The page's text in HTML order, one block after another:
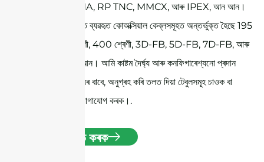
SMA, RP SMA, RP TNC, MMCX, আৰু IPEX, আন আন।
আটাইতকৈ প্ৰচলিত ব্যৱহৃত কোঅক্সিয়াল কেব্লসমূহত অন্তর্ভুক্ত হৈছে 195
শ্ৰেণী, 240 শ্ৰেণী, 400 শ্ৰেণী, 3D-FB, 5D-FB, 7D-FB, আৰু
RG58U, আন আন। আমি কাষ্টম দৈৰ্ঘ্য আৰু কনফিগাৰেশ্যনো প্ৰদান
কৰো। অধিক তথ্যৰ বাবে, অনুগ্ৰহ কৰি তলত দিয়া টেবুলসমূহ চাওক বা
আমাক সোজাকৈ যোগাযোগ কৰক।.
উদ্ধৃতি লাভ কৰক